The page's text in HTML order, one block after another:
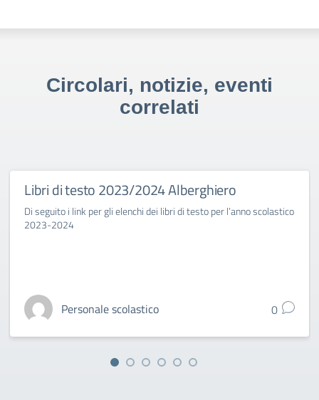
Circolari, notizie, eventi
correlati
Libri di testo 2023/2024 Alberghiero
Di seguito i link per gli elenchi dei libri di testo per l’anno scolastico
2023-2024
Personale scolastico 0